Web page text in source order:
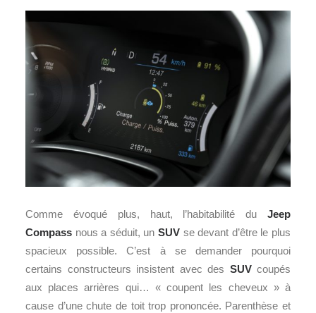
Comme évoqué plus, haut, l’habitabilité du Jeep
Compass nous a séduit, un SUV se devant d’être le plus
spacieux possible. C’est à se demander pourquoi
certains constructeurs insistent avec des SUVcoupés
aux places arrières qui… « coupent les cheveux » à
cause d’une chute de toit trop prononcée. Parenthèse et